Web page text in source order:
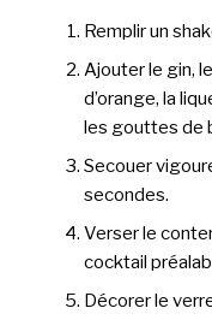
Remplir un
Ajouter le gin,
d’orange, la
les gouttes de
Secouer
secondes.
Verser le
cocktail
Décorer le